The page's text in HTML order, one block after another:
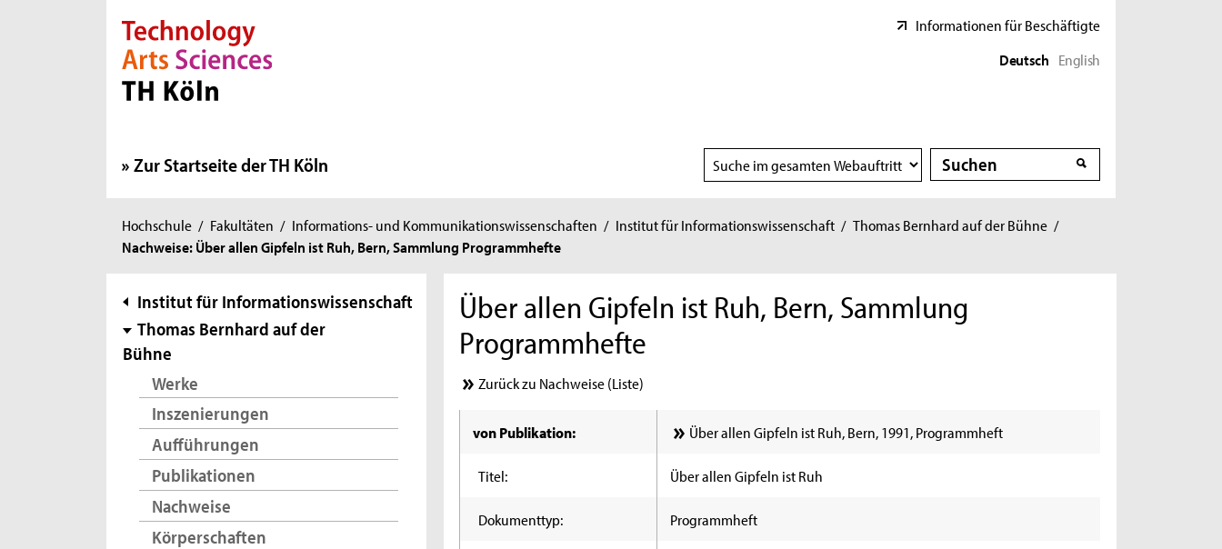
Direkt zur Hauptnavigation
Direkt zur Subnavigation
Direkt zum Inhalt
Direkt zum Fußbereich
Informationen für Beschäftigte
Deutsch English
Zur Startseite der TH Köln
Suchbereich
wählen
Suche
Suche
Sie
sind
Hochschule / Fakultäten / Informations- und Kommunikationswissenschaften / Institut für Informationswissenschaft / Thomas Bernhard auf der Bühne /
Nachweise: Über allen Gipfeln ist Ruh, Bern, Sammlung Programmhefte
Subnavigation
Institut für Informationswissenschaft
Thomas Bernhard auf der
Bühne
Werke
Inszenierungen
Aufführungen
Publikationen
Nachweise
Körperschaften
Über allen Gipfeln ist Ruh, Bern, Sammlung
Programmhefte
Zurück zu Nachweise (Liste)
von Publikation: Über allen Gipfeln ist Ruh, Bern, 1991, Programmheft
Titel: Über allen Gipfeln ist Ruh
Dokumenttyp: Programmheft